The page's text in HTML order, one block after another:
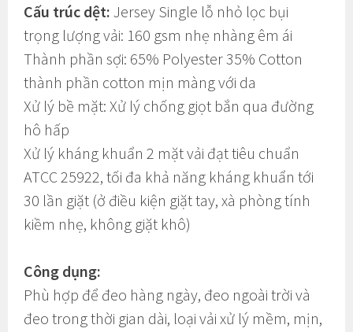
Cấu trúc dệt: Jersey Single lỗ nhỏ lọc bụi
trọng lượng vải: 160 gsm nhẹ nhàng êm ái
Thành phần sợi: 65% Polyester 35% Cotton
thành phần cotton mịn màng với da
Xử lý bề mặt: Xử lý chống giọt bắn qua đường
hô hấp
Xử lý kháng khuẩn 2 mặt vải đạt tiêu chuẩn
ATCC 25922, tối đa khả năng kháng khuẩn tới
30 lần giặt (ở điều kiện giặt tay, xà phòng tính
kiềm nhẹ, không giặt khô)
Công dụng:
Phù hợp để đeo hàng ngày, đeo ngoài trời và
đeo trong thời gian dài, loại vải xử lý mềm, mịn,